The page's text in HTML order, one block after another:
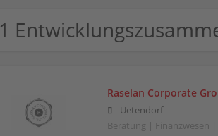
1
Raselan Corporate
Uetendorf
Beratung | Finanzwesen |